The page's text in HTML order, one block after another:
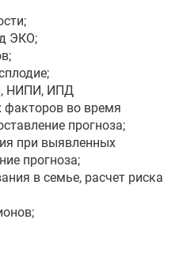
ЭКО;
НИПИ, ИПД
факторов во время
прогноза;
при выявленных
прогноза;
в семье, расчет риска